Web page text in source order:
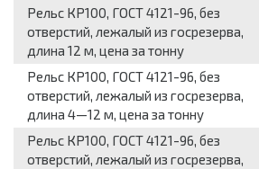
Рельс КР100, ГОСТ 4121-96, без
отверстий, лежалый из госрезерва,
длина 12 м, цена за тонну
Рельс КР100, ГОСТ 4121-96, без
отверстий, лежалый из госрезерва,
длина 4—12 м, цена за тонну
Рельс КР100, ГОСТ 4121-96, без
отверстий, лежалый из госрезерва,